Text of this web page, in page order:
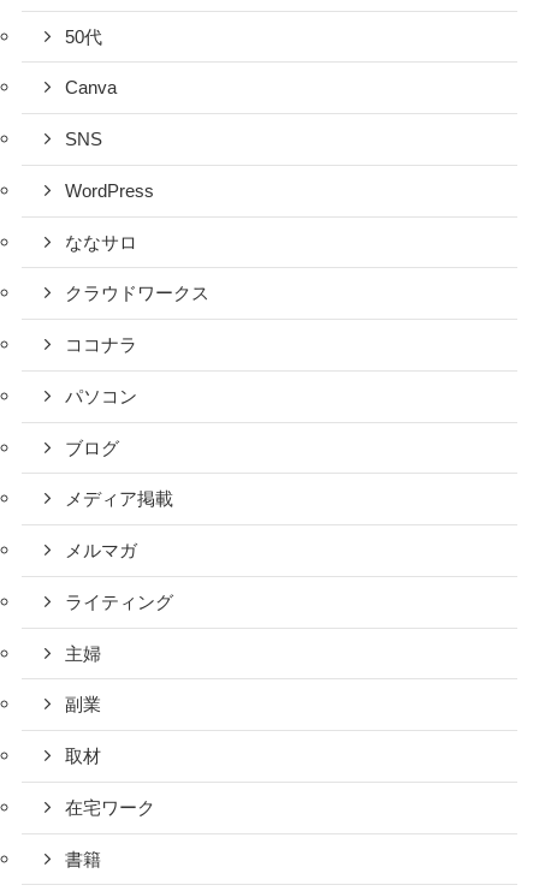
50代
Canva
SNS
WordPress
ななサロ
クラウドワークス
ココナラ
パソコン
ブログ
メディア掲載
メルマガ
ライティング
主婦
副業
取材
在宅ワーク
書籍